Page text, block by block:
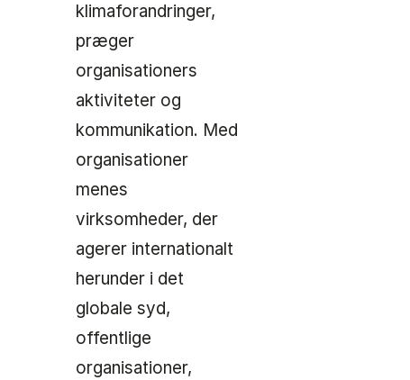
klimaforandringer,
præger
organisationers
aktiviteter og
kommunikation. Med
organisationer
menes
virksomheder, der
agerer internationalt
herunder i det
globale syd,
offentlige
organisationer,